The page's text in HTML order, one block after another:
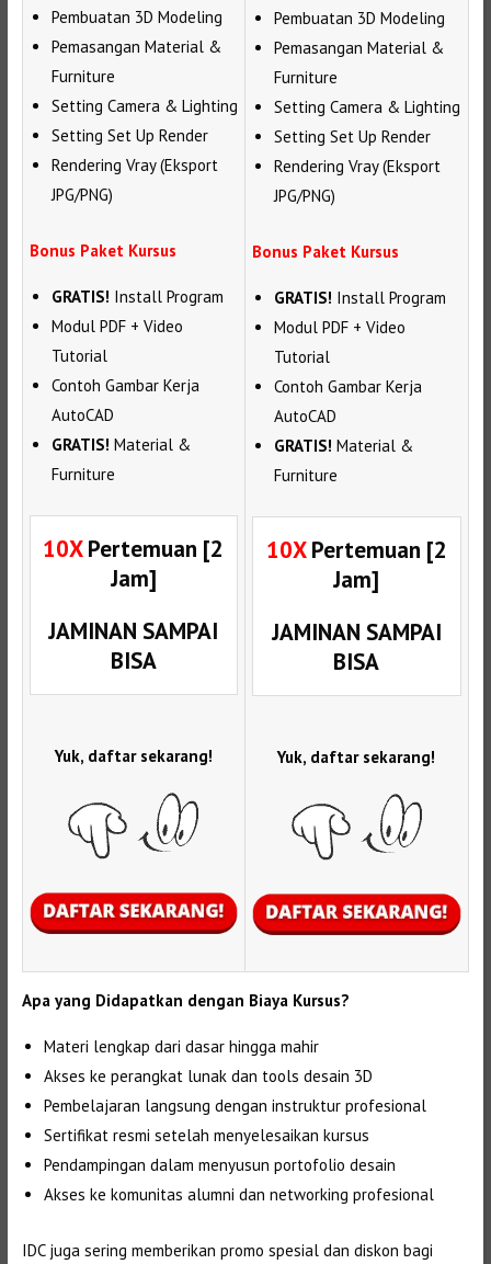
Pembuatan 3D Modeling
Pemasangan Material &
Furniture
Setting Camera & Lighting
Setting Set Up Render
Rendering Vray (Eksport
JPG/PNG)
Bonus Paket Kursus
GRATIS! Install Program
Modul PDF + Video
Tutorial
Contoh Gambar Kerja
AutoCAD
GRATIS! Material &
Furniture
10XPertemuan [2
Jam]
JAMINAN SAMPAI
BISA
Yuk, daftar sekarang!
Pembuatan 3D Modeling
Pemasangan Material &
Furniture
Setting Camera & Lighting
Setting Set Up Render
Rendering Vray (Eksport
JPG/PNG)
Bonus Paket Kursus
GRATIS! Install Program
Modul PDF + Video
Tutorial
Contoh Gambar Kerja
AutoCAD
GRATIS! Material &
Furniture
10XPertemuan [2
Jam]
JAMINAN SAMPAI
BISA
Yuk, daftar sekarang!
Apa yang Didapatkan dengan Biaya Kursus?
Materi lengkap dari dasar hingga mahir
Akses ke perangkat lunak dan tools desain 3D
Pembelajaran langsung dengan instruktur profesional
Sertifikat resmi setelah menyelesaikan kursus
Pendampingan dalam menyusun portofolio desain
Akses ke komunitas alumni dan networking profesional
IDC juga sering memberikan promo spesial dan diskon bagi